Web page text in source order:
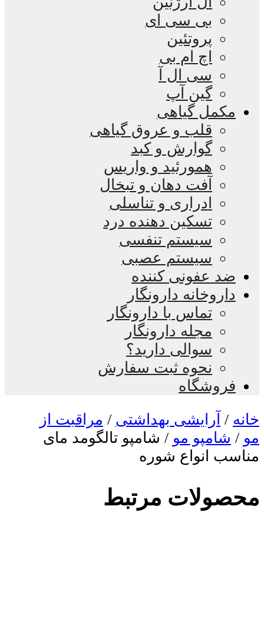
بی سی ای
پروتئین
اچ ام بی
سی ال آ
گین آپ
مکمل گیاهی
قلب و عروق گیاهی
گوارش و کبد
همورئید و واریس
آفت دهان و تبخال
ادراری و تناسلی
تسکین دهنده درد
سیستم تنفسی
سیستم عصبی
ضد عفونی کننده
داروخانه دارونگار
تماس با دارونگار
مجله دارونگار
سوالی دارید؟
نحوه ثبت سفارش
فروشگاه
خانه / آرایشی بهداشتی / مراقبت از
مو / شامپو مو / شامپو تالگومد مای
مناسب انواع شوره
محصولات مرتبط